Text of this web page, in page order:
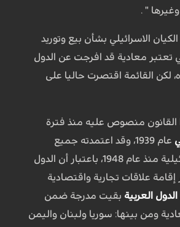
" .
الاسرائيلي بشأن بيع وتوريد
تعتبر معادية قد افرجت عن الدول
لكن القائمة اقتصرت حاليا على
القانون منصوص عليه منذ فترة
عام 1939، وقد اعتمدته جميع
الحكومات الإسرائيلية منذ عام 1948، باعتبار أن الدول
علاقات تجارية واقتصادية
الدول العربية بقيت مدرجة ضمن
ومن بينها: سوريا ولبنان واليمن